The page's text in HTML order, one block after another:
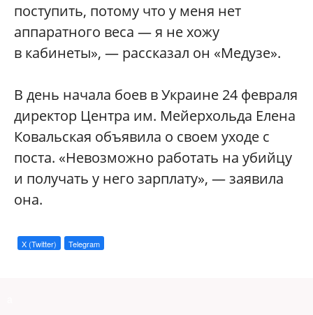
поступить, потому что у меня нет
аппаратного веса — я не хожу
в кабинеты», — рассказал он «Медузе».
В день начала боев в Украине 24 февраля
директор Центра им. Мейерхольда Елена
Ковальская объявила о своем уходе с
поста. «Невозможно работать на убийцу
и получать у него зарплату», — заявила
она.
X (Twitter) Telegram